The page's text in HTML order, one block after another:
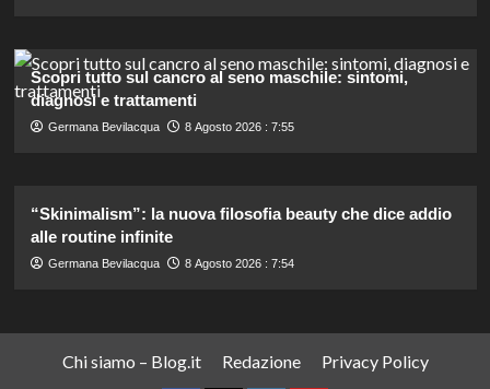
Scopri tutto sul cancro al seno maschile: sintomi,
diagnosi e trattamenti
Germana Bevilacqua 8 Agosto 2026 : 7:55
“Skinimalism”: la nuova filosofia beauty che dice addio
alle routine infinite
Germana Bevilacqua 8 Agosto 2026 : 7:54
Chi siamo – Blog.it Redazione Privacy Policy